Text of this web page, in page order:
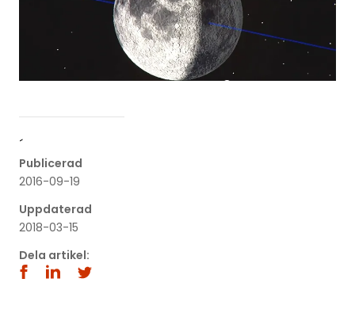
´
Publicerad
2016-09-19
Uppdaterad
2018-03-15
Dela artikel: